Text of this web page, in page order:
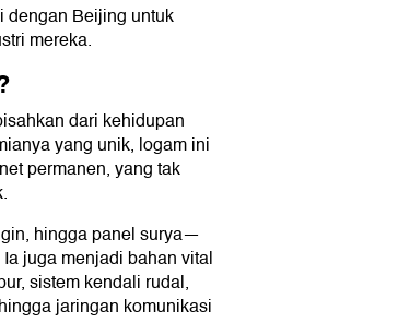
dengan Beijing untuk
mereka.
dari kehidupan
yang unik, logam ini
permanen, yang tak
hingga panel surya—
juga menjadi bahan vital
sistem kendali rudal,
jaringan komunikasi